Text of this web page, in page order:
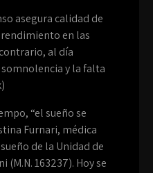
asegura calidad de
en las
al día
y la falta
“el sueño se
Furnari, médica
de la Unidad de
(M.N. 163237). Hoy se